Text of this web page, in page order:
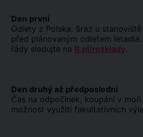
Den první
Odlety z Polska. Sraz u
před plánovaným odletem
řády sledujte na R.pl/rozklady.
Den druhý až předposlední
Čas na odpočinek, koupání v
možnost využití fakultativních